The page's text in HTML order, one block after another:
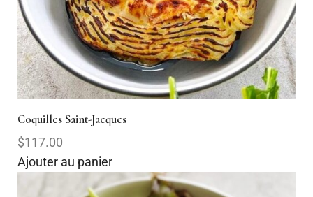
Coquilles Saint-Jacques
$117.00
Ajouter au panier